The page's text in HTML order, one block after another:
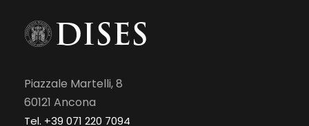
Piazzale Martelli, 8
60121 Ancona
Tel. +39 071 220 7094